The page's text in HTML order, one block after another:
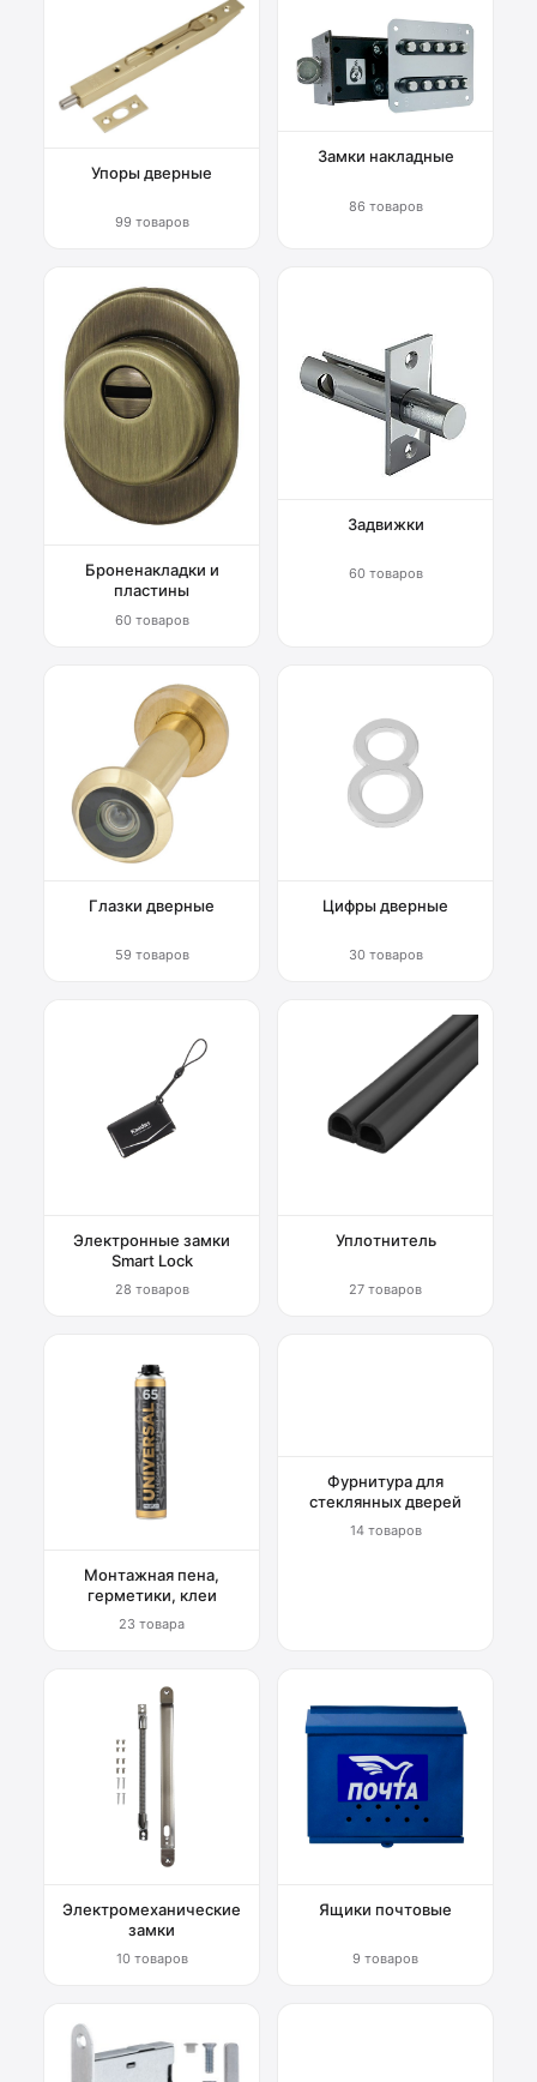
Упоры дверные
99 товаров
Замки накладные
86 товаров
Броненакладки и
пластины
60 товаров
Задвижки
60 товаров
Глазки дверные
59 товаров
Цифры дверные
30 товаров
Электронные замки
Smart Lock
28 товаров
Уплотнитель
27 товаров
Монтажная пена,
герметики, клеи
23 товара
Фурнитура для
стеклянных дверей
14 товаров
Электромеханические
замки
10 товаров
Ящики почтовые
9 товаров